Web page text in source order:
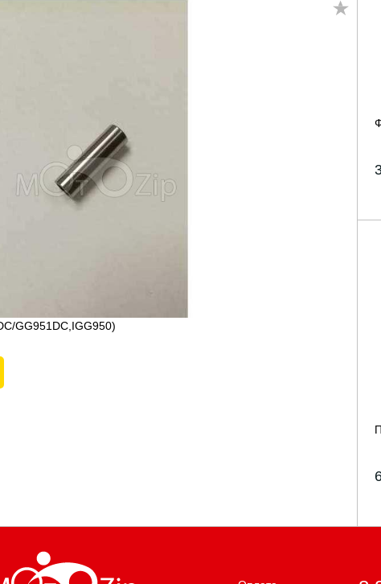
GG951DC,IGG950)